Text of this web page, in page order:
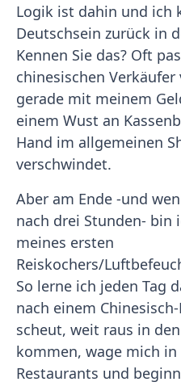
Logik ist dahin und ich
Deutschsein zurück in
Kennen Sie das? Oft
chinesischen
gerade mit meinem
einem Wust an
Hand im allgemeinen
verschwindet.
Aber am Ende -und
nach drei Stunden- bin
meines ersten
Reiskochers/
So lerne ich jeden Tag
nach einem
scheut, weit raus in
kommen, wage mich
Restaurants und